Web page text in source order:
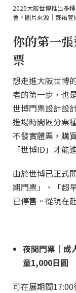
2025大阪世博推出多
會。圖片來源｜蘇祐萱
你的第一
票
想走進大阪世博
者的第一步，也
世博門票設計設
進場時間區分票
不發實體票，購
「世博ID」才能
由於世博已正式
期門票」、「超
已停售。從現在
夜間門票｜成
童1,000日圓
可在展期間